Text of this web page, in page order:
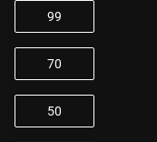
99
70
50